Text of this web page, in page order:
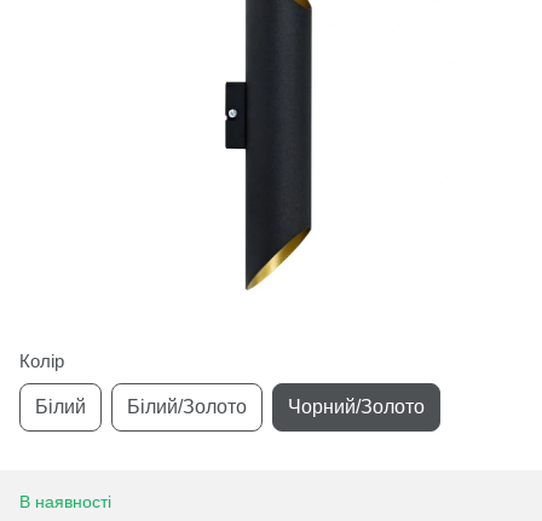
Колір
Білий Білий/Золото Чорний/Золото
В наявності